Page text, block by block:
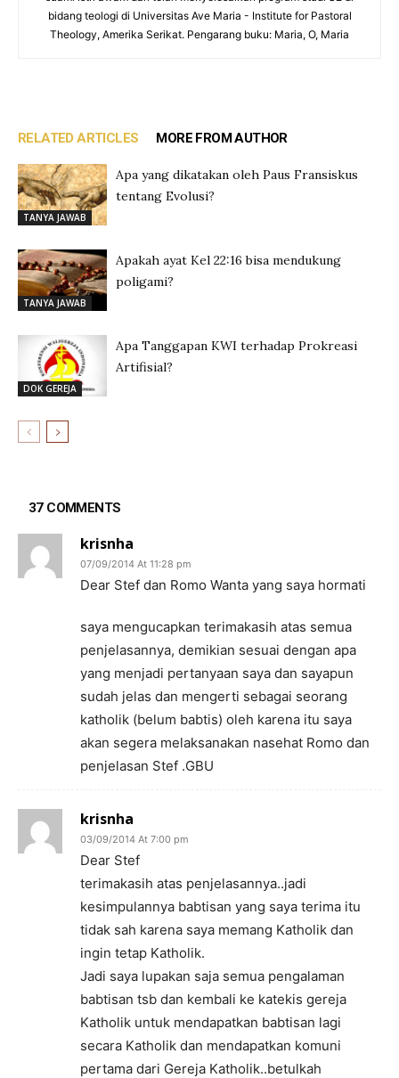
bidang teologi di Universitas Ave Maria - Institute for Pastoral
Theology, Amerika Serikat. Pengarang buku: Maria, O, Maria
RELATED ARTICLES MORE FROM AUTHOR
TANYA JAWAB
Apa yang dikatakan oleh Paus Fransiskus
tentang Evolusi?
TANYA JAWAB
Apakah ayat Kel 22:16 bisa mendukung
poligami?
DOK GEREJA
Apa Tanggapan KWI terhadap Prokreasi
Artifisial?
37 COMMENTS
krisnha
07/09/2014 At 11:28 pm
Dear Stef dan Romo Wanta yang saya hormati
saya mengucapkan terimakasih atas semua
penjelasannya, demikian sesuai dengan apa
yang menjadi pertanyaan saya dan sayapun
sudah jelas dan mengerti sebagai seorang
katholik (belum babtis) oleh karena itu saya
akan segera melaksanakan nasehat Romo dan
penjelasan Stef .GBU
krisnha
03/09/2014 At 7:00 pm
Dear Stef
terimakasih atas penjelasannya..jadi
kesimpulannya babtisan yang saya terima itu
tidak sah karena saya memang Katholik dan
ingin tetap Katholik.
Jadi saya lupakan saja semua pengalaman
babtisan tsb dan kembali ke katekis gereja
Katholik untuk mendapatkan babtisan lagi
secara Katholik dan mendapatkan komuni
pertama dari Gereja Katholik..betulkah